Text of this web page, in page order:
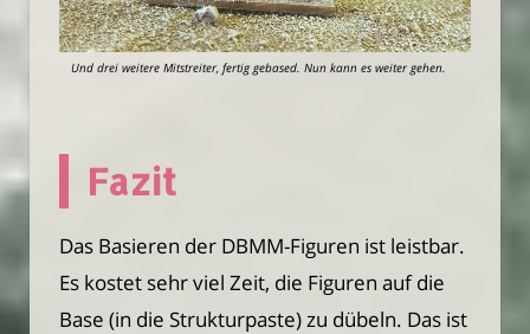
Und drei weitere Mitstreiter, fertig gebased. Nun kann es weiter gehen.
Fazit
Das Basieren der DBMM-Figuren ist leistbar.
Es kostet sehr viel Zeit, die Figuren auf die
Base (in die Strukturpaste) zu dübeln. Das ist